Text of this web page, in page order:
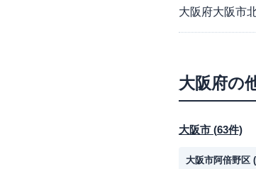
大阪府大阪市
大阪府の
大阪市 (63件)
大阪市阿倍野区 (